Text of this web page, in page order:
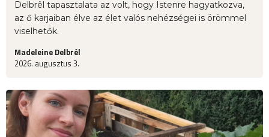
Delbrêl tapasztalata az volt, hogy Istenre hagyatkozva,
az ő karjaiban élve az élet valós nehézségei is örömmel
viselhetők.
Madeleine Delbrêl
2026. augusztus 3.